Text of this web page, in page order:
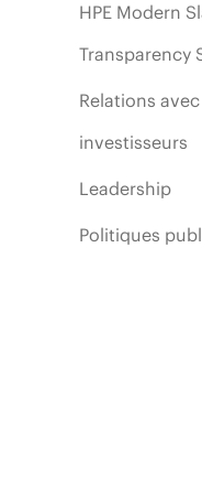
HPE Modern
Transparency
Relations
investisseurs
Leadership
Politiques